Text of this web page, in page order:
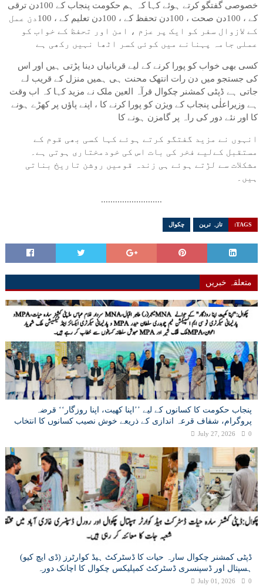
خصوصی گفتگو کرتے ہوئے کہا کہ ہم حکومت پنجاب کے 100دن ترقی
کے ، 100دن صحت ، 100دن تحفظ کے ، 100دن تعلیم کے ، 100دن عمل
کے لازوال سفر کو ایک پر عزم ، امن اور تحفظ کے خواب کو
عملی جامہ پہنانے میں کوئی کسر اٹھا نہیں رکھی ہے
کسی بھی خواب کو پورا کرنے کے لیے قربانیاں دینا پڑتی ہیں اور اس
کی جستجو میں دن رات انتھک محنت ہی ہمیں منزل کے قریب لے
جاتی ہے ڈپٹی کمشنر چکوال قرآہ العین ملک نے مزید کہا کہ اب وقت
ہے وزیراعلٰی پنجاب کے ویژن کو پورا کرنے کا ، اپنے پاؤں پر کھڑے ہونے
کا اور نئے دور کی راہ پر گامزن ہونے کا
انہوں نے مزید گفتگو کرتے ہوئے کہا کسی بھی قوم کے
مستقبل کےلیے فخر کی بات اس کی خودمختاری ہوتی ہے۔
مشکلات سے لڑتے ہوئے ہی زندہ قومیں روشن تاریخ بناتی
ہیں۔
..........................
TAGS: تازہ ترین چکوال
متعلقہ خبریں
پنجاب حکومت کا کسانوں کے لیے ’’اپنا کھیت، اپنا روزگار‘‘ قرضہ
پروگرام، شفاف قرعہ اندازی کے ذریعے خوش نصیب کسانوں کا انتخاب
July 27, 2026 0
ڈپٹی کمشنر چکوال سارہ حیات کا ڈسٹرکٹ ہیڈ کوارٹرز (ڈی ایچ کیو)
ہسپتال اور ڈسپنسری ڈسٹرکٹ کمپلیکس چکوال کا اچانک دورہ
July 01, 2026 0